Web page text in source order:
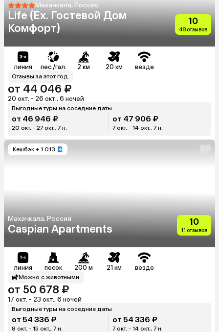
Махачкала, Россия
Life (Еx. Гостевой Дом
Комфорт)
10
48 отзывов
линия пес./гал. 2 км 20 км везде
Отзывы за этот год
от 44 046 ₽
20 окт. - 26 окт., 6 ночей
Выгодные туры на соседние даты
от 46 946 ₽
20 окт. - 27 окт., 7 н.
от 47 906 ₽
7 окт. - 14 окт., 7 н.
Кешбэк + 1 013
Махачкала, Россия
Caspian Apartments
10
11 отзывов
линия песок 200 м 21 км везде
Можно с животными
от 50 678 ₽
17 окт. - 23 окт., 6 ночей
Выгодные туры на соседние даты
от 54 336 ₽
8 окт. - 15 окт., 7 н.
от 54 336 ₽
7 окт. - 14 окт., 7 н.